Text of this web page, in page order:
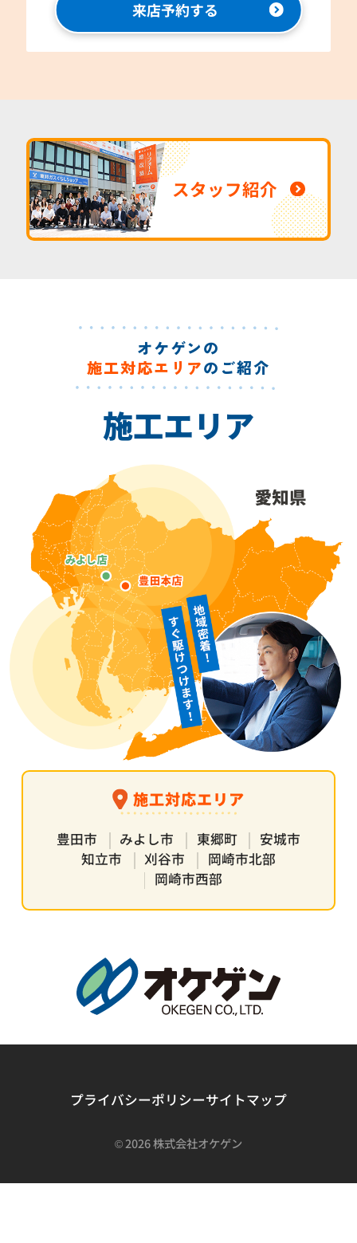
来店予約する
スタッフ紹介
オケゲンの
施工対応エリアのご紹介
施工エリア
施工対応エリア
豊田市 みよし市 東郷町
安城市
知立市
刈谷市
岡崎市北部
岡崎市西部
プライバシーポリシーサイトマップ
©2026 株式会社オケゲン